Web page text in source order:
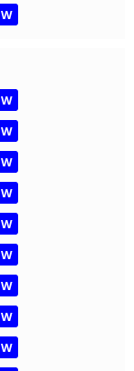
W
W
W
W
W
W
W
W
W
W